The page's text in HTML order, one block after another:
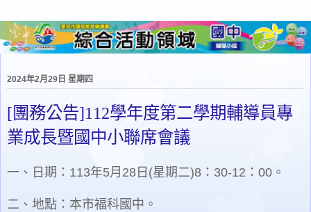
2024年2月29日 星期四
[團務公告]112學年度第二學期輔導員專
業成長暨國中小聯席會議
一、日期：113年5月28日(星期二)8：30-12：00。
二、地點：本市福科國中。